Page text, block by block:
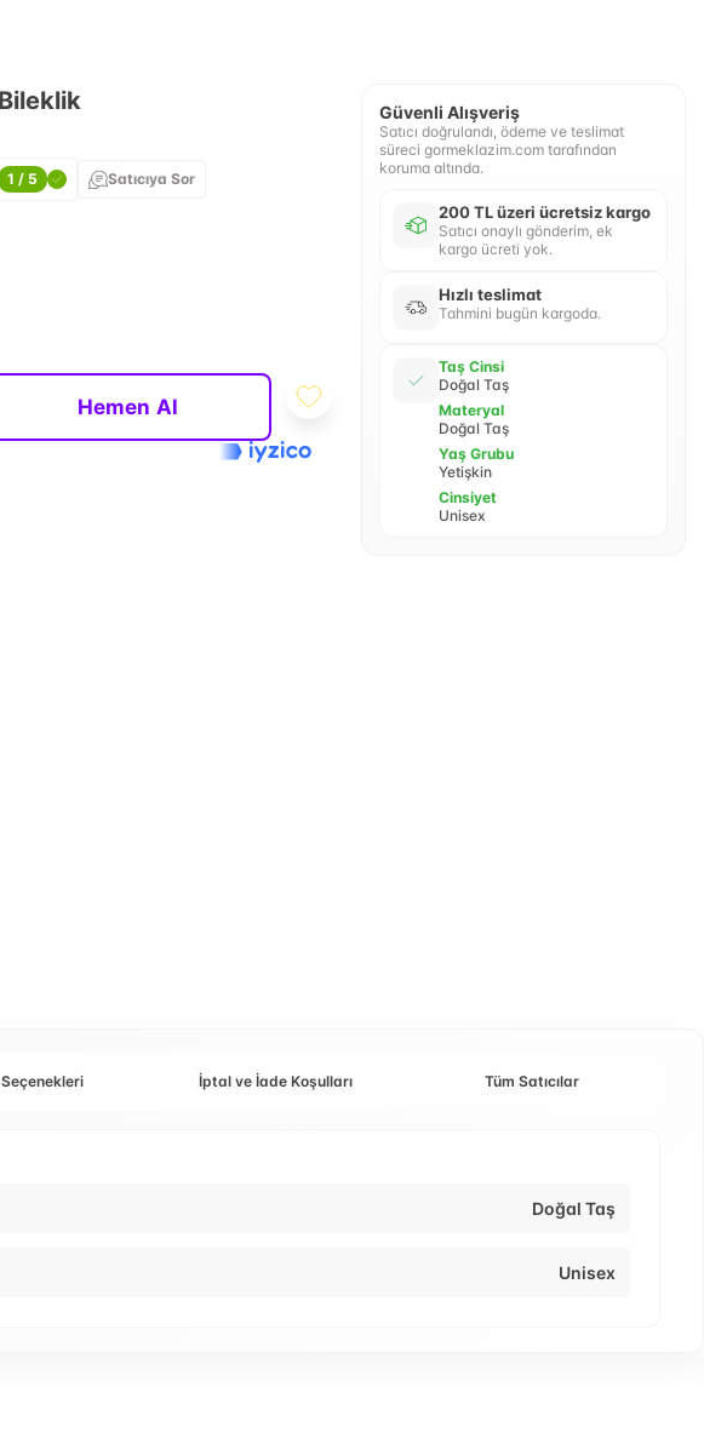
1 / 5 Satıcıya Sor
Hemen Al
Güvenli Alışveriş
Satıcı doğrulandı, ödeme ve teslimat
süreci gormeklazim.com tarafından
koruma altında.
200 TL üzeri ücretsiz kargo
Satıcı onaylı gönderim, ek
kargo ücreti yok.
Hızlı teslimat
Tahmini bugün kargoda.
Taş Cinsi
Doğal Taş
Materyal
Doğal Taş
Yaş Grubu
Yetişkin
Cinsiyet
Unisex
İptal ve İade Koşulları Tüm Satıcılar
Doğal Taş
Unisex